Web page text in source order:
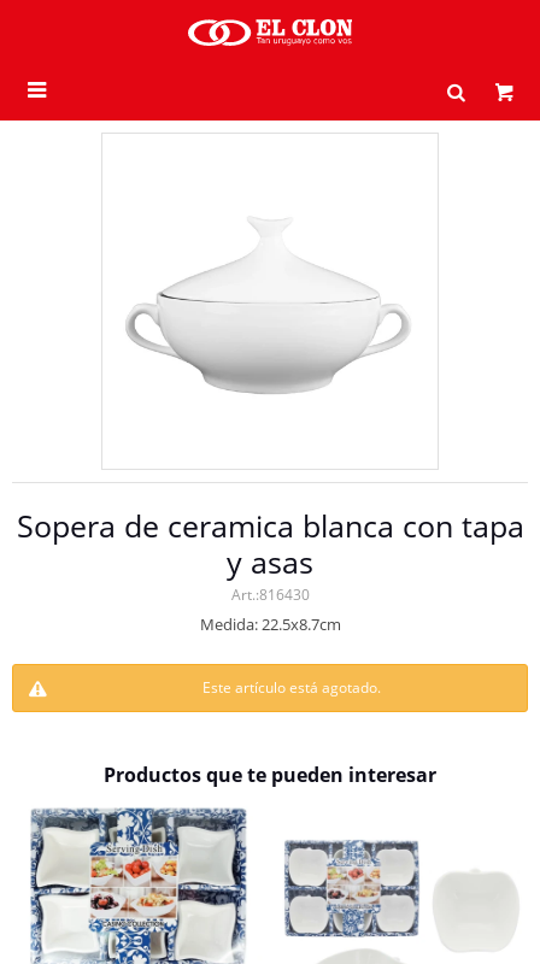

Sopera de ceramica blanca con tapa
y asas
816430
Medida: 22.5x8.7cm
Este artículo está agotado.
Productos que te pueden interesar